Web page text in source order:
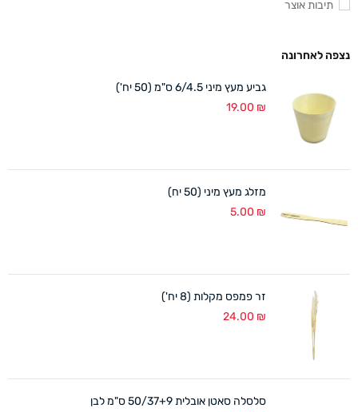
תיבות אוצר
נצפה לאחרונה
גביע מעץ מיני 6/4.5 ס"מ (50 יח')
19.00 ₪
מזלג מעץ מיני (50 יח)
5.00 ₪
זר פמפס מקלות (8 יח')
24.00 ₪
סלסלה סאטן אובלית 50/37+9 ס"מ לבן